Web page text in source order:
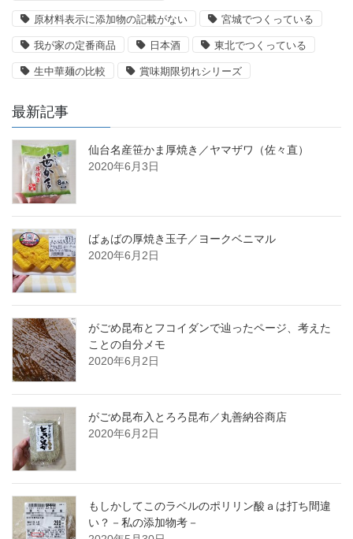
原材料表示に添加物の記載がない 宮城でつくっている
我が家の定番商品 日本酒 東北でつくっている
生中華麺の比較 賞味期限切れシリーズ
最新記事
仙台名産笹かま厚焼き／ヤマザワ（佐々直）
2020年6月3日
ばぁばの厚焼き玉子／ヨークベニマル
2020年6月2日
がごめ昆布とフコイダンで辿ったページ、考えた
ことの自分メモ
2020年6月2日
がごめ昆布入とろろ昆布／丸善納谷商店
2020年6月2日
もしかしてこのラベルのポリリン酸ａは打ち間違
い？－私の添加物考－